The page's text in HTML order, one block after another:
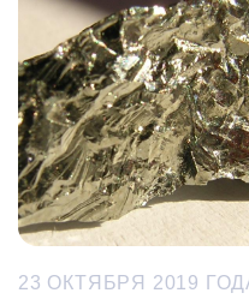
23 ОКТЯБРЯ 2019